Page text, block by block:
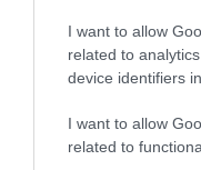
I want to allow
related to
device identifiers
I want to allow
related to
Színházban.
Nyitókép: Fotó:
STRANGER THINGS